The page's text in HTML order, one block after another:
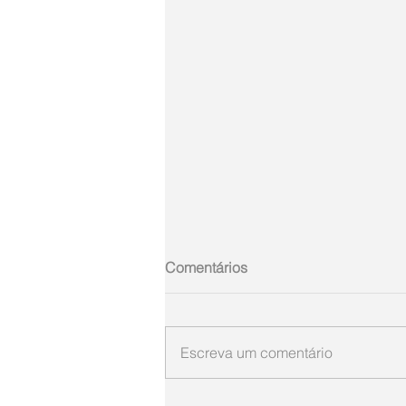
Gumercindo de Oliveira
Comentários
Escreva um comentário